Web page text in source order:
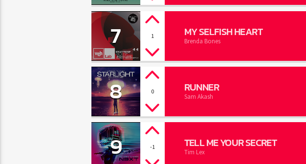
7 1 MY SELFISH HEART
Brenda Bones
8 0 RUNNER
Sam Akash
9 -1 TELL ME YOUR SECRET
Tim Lex